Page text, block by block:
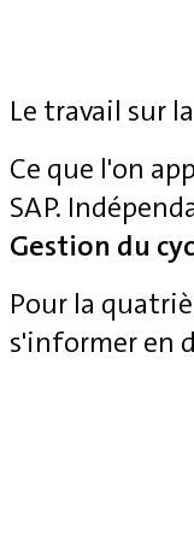
Le travail sur
Ce que l'on
SAP.
Gestion du
Pour la
s'informer en